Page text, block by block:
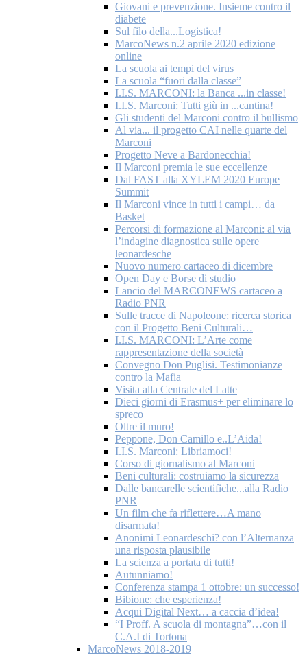
Giovani e prevenzione. Insieme contro il
diabete
Sul filo della...Logistica!
MarcoNews n.2 aprile 2020 edizione
online
La scuola ai tempi del virus
La scuola “fuori dalla classe”
I.I.S. MARCONI: la Banca ...in classe!
I.I.S. Marconi: Tutti giù in ...cantina!
Gli studenti del Marconi contro il bullismo
Al via... il progetto CAI nelle quarte del
Marconi
Progetto Neve a Bardonecchia!
Il Marconi premia le sue eccellenze
Dal FAST alla XYLEM 2020 Europe
Summit
Il Marconi vince in tutti i campi… da
Basket
Percorsi di formazione al Marconi: al via
l’indagine diagnostica sulle opere
leonardesche
Nuovo numero cartaceo di dicembre
Open Day e Borse di studio
Lancio del MARCONEWS cartaceo a
Radio PNR
Sulle tracce di Napoleone: ricerca storica
con il Progetto Beni Culturali…
I.I.S. MARCONI: L’Arte come
rappresentazione della società
Convegno Don Puglisi. Testimonianze
contro la Mafia
Visita alla Centrale del Latte
Dieci giorni di Erasmus+ per eliminare lo
spreco
Oltre il muro!
Peppone, Don Camillo e..L’Aida!
I.I.S. Marconi: Libriamoci!
Corso di giornalismo al Marconi
Beni culturali: costruiamo la sicurezza
Dalle bancarelle scientifiche...alla Radio
PNR
Un film che fa riflettere…A mano
disarmata!
Anonimi Leonardeschi? con l’Alternanza
una risposta plausibile
La scienza a portata di tutti!
Autunniamo!
Conferenza stampa 1 ottobre: un successo!
Bibione: che esperienza!
Acqui Digital Next… a caccia d’idea!
“I Proff. A scuola di montagna”…con il
C.A.I di Tortona
MarcoNews 2018-2019